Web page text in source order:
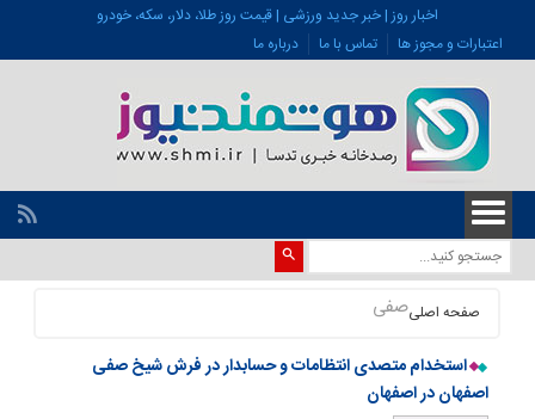
اخبار روز | خبر جدید ورزشی | قیمت روز طلا، دلار، سکه، خودرو
اعتبارات و مجوز ها
تماس با ما درباره ما
صفحه اصلیصفی
استخدام متصدی انتظامات و حسابدار در فرش شیخ صفی
اصفهان در اصفهان